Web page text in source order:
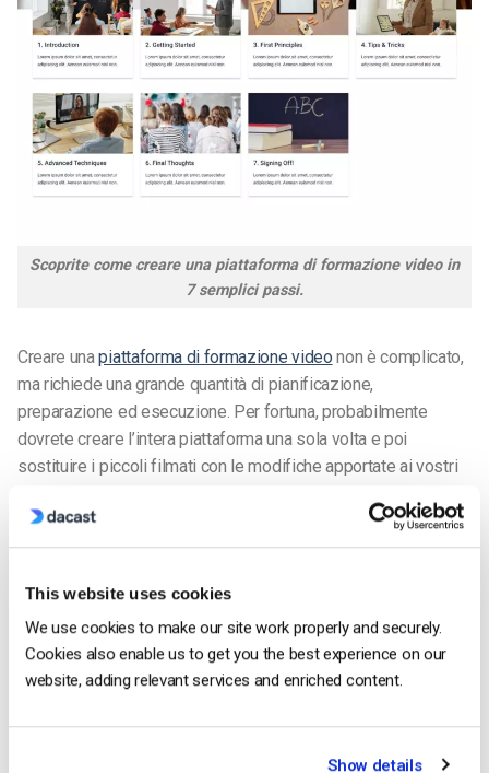
This website uses cookies
We use cookies to make our site work properly and securely.
Cookies also enable us to get you the best experience on our
website, adding relevant services and enriched content.
Show details
Scoprite come creare una piattaforma di formazione video in
7 semplici passi.
Creare unapiattaforma di formazione video non è complicato,
ma richiede una grande quantità di pianificazione,
preparazione ed esecuzione. Per fortuna, probabilmente
dovrete creare l’intera piattaforma una sola volta e poi
sostituire i piccoli filmati con le modifiche apportate ai vostri
1. Pianificare i contenuti
programma di formazione che state per lanciare.
Organizzatela in una sequenza che abbia senso. I contenuti